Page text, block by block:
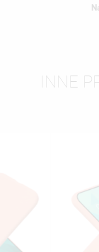
INNE